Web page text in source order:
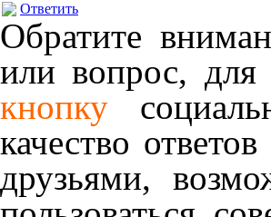
Ответить
Обратите
или вопрос,
кнопку
качество
друзьями,